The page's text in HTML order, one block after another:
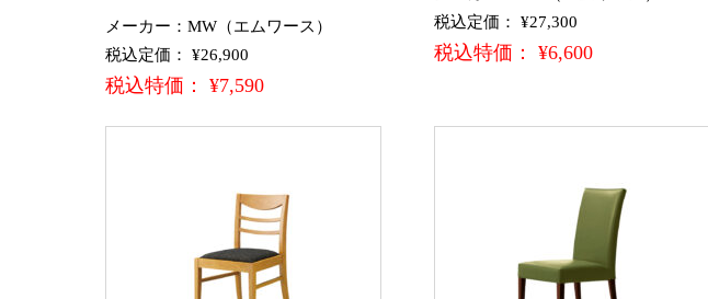
メーカー：MW（エムワース）
税込定価： ¥26,900
税込特価： ¥7,590
税込定価： ¥27,300
税込特価： ¥6,600